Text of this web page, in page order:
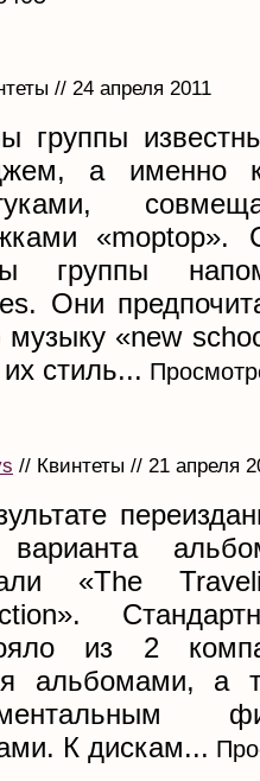
// 24 апреля 2011
группы
а именно
«moptop».
группы
Они
музыку «new
стиль...
// Квинтеты // 21 апреля
«The
из 2
альбомами, а
К дискам...